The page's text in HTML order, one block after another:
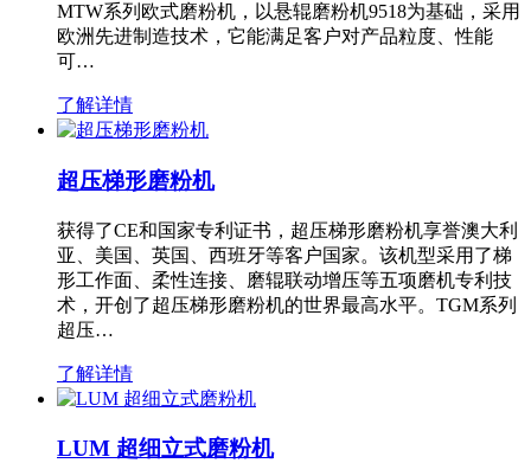
MTW系列欧式磨粉机，以悬辊磨粉机9518为基础，采用
欧洲先进制造技术，它能满足客户对产品粒度、性能
可…
了解详情
超压梯形磨粉机
获得了CE和国家专利证书，超压梯形磨粉机享誉澳大利
亚、美国、英国、西班牙等客户国家。该机型采用了梯
形工作面、柔性连接、磨辊联动增压等五项磨机专利技
术，开创了超压梯形磨粉机的世界最高水平。TGM系列
超压…
了解详情
LUM 超细立式磨粉机